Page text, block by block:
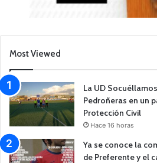
Most Viewed
La UD
Pedroñeras en un
Protección Civil
Hace 16 horas
Ya se conoce la
de Preferente y el